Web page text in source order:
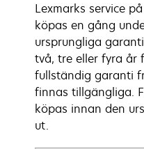
Lexmarks service
köpas en gång
ursprungliga
två, tre eller fyra år
fullständig garanti
finnas tillgängliga.
köpas innan den
ut.